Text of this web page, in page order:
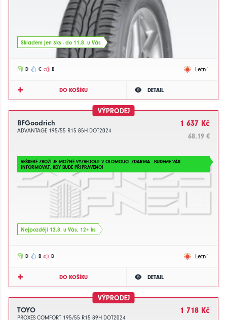
Skladem jen 3ks - do 11.8. u Vás
D C B Letní
DO KOŠÍKU DETAIL
VÝPRODEJ
BFGoodrich
ADVANTAGE 195/55 R15 85H DOT2024
1 637 Kč
68.19 €
VEŠKERÉ ZBOŽÍ JE MOŽNÉ VYZVEDOUT V OLOMOUCI ZDARMA - BUDEME VÁS
INFORMOVAT, KDY BUDE PŘIPRAVENO!
Nejpozději 12.8. u Vás, 12+ ks
D B B Letní
DO KOŠÍKU DETAIL
VÝPRODEJ
TOYO
PROXES COMFORT 195/55 R15 89H DOT2024
1 718 Kč